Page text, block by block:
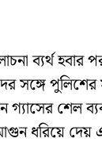
ব্যর্থ হবার
সঙ্গে
গ্যাসের শেল
ধরিয়ে দেয়